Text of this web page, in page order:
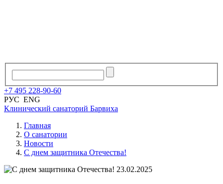
+7 495 228-90-60
РУС ENG
Клинический санаторий Барвиха
Главная
О санатории
Новости
С днем защитника Отечества!
23.02.2025